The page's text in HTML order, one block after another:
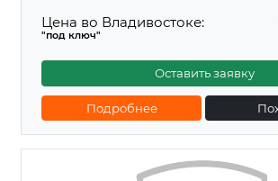
Цена во Владивостоке:
"под ключ"
Оставить заявку
Подробнее